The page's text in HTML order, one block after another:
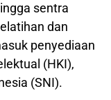
sentra
dan
penyediaan
(HKI),
(SNI).